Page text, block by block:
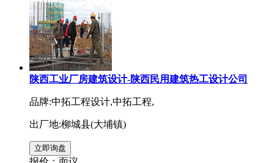
陕西工业厂房建筑设计-陕西民用建筑热工设计公司
品牌:中拓工程设计,中拓工程,
出厂地:柳城县(大埔镇)